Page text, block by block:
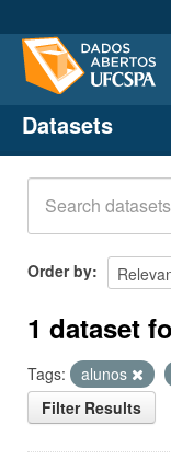
Datasets
Organizations
Groups
About
Datasets
Order by
1 dataset
Tags: alunos
Filter Results